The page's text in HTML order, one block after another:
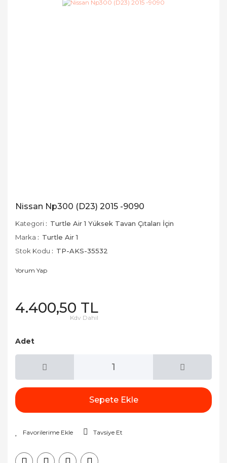
Nissan Np300 (D23) 2015 -9090
Kategori
Turtle Air 1 Yüksek Tavan Çıtaları İçin
Marka
Turtle Air 1
Stok Kodu
TP-AKS-35532
Yorum Yap
4.400,50 TL
Kdv Dahil
Adet
Sepete Ekle
Tavsiye Et